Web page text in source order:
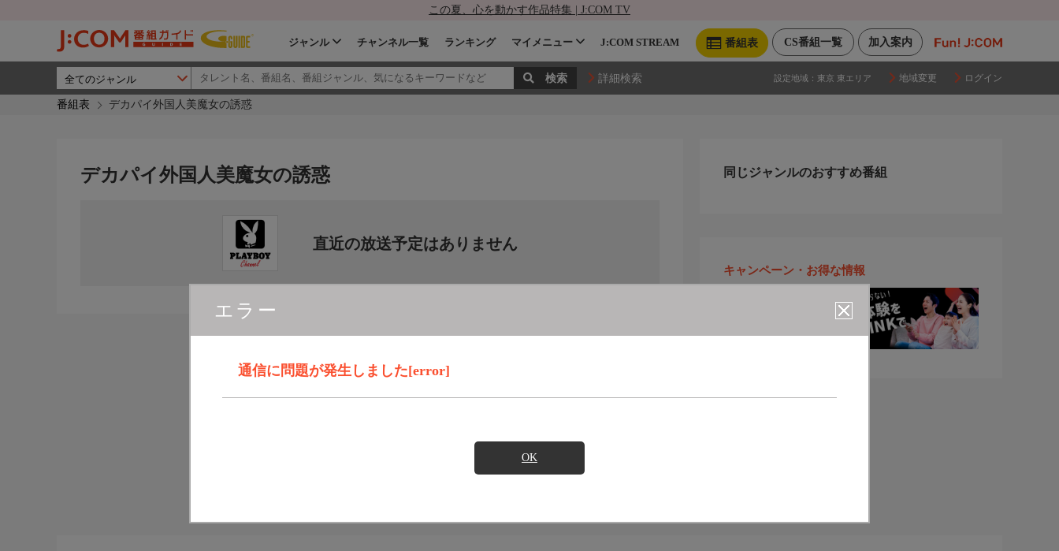
この夏、心を動かす作品特集 | J:COM TV
加入案内
CS番組一覧
番組表
ジャンル チャンネル一覧 ランキング マイメニュー J:COM STREAM
詳細検索 設定地域： 東京 東エリア 地域変更 ログイン
番組表 デカパイ外国人美魔女の誘惑
エラー
通信に問題が発生しました[error]
OK
デカパイ外国人美魔女の誘惑
直近の放送予定はありません
同じジャンルのおすすめ番組
キャンペーン・お得な情報